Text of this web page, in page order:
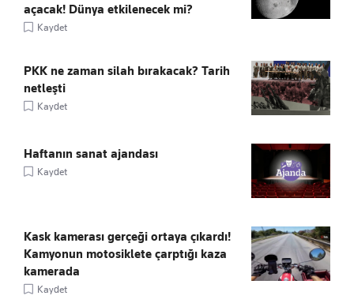
açacak! Dünya etkilenecek mi?
Kaydet
PKK ne zaman silah bırakacak? Tarih
netleşti
Kaydet
Haftanın sanat ajandası
Kaydet
Kask kamerası gerçeği ortaya çıkardı!
Kamyonun motosiklete çarptığı kaza
kamerada
Kaydet